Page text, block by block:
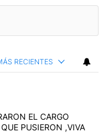
RECIENTES
EL CARGO
PUSIERON ,VIVA